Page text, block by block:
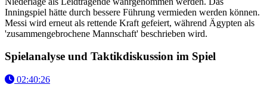
Inningspiel hätte durch bessere Führung vermieden werden können.
Messi wird erneut als rettende Kraft gefeiert, während Ägypten als
'zusammengebrochene Mannschaft' beschrieben wird.
Spielanalyse und Taktikdiskussion im Spiel
02:40:26